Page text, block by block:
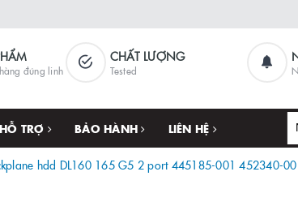
đúng linh
CHẤT LƯỢNG
Tested
HỖ TRỢ BẢO HÀNH LIÊN HỆ
hdd DL160 165 G5 2 port 445185-001 452340-